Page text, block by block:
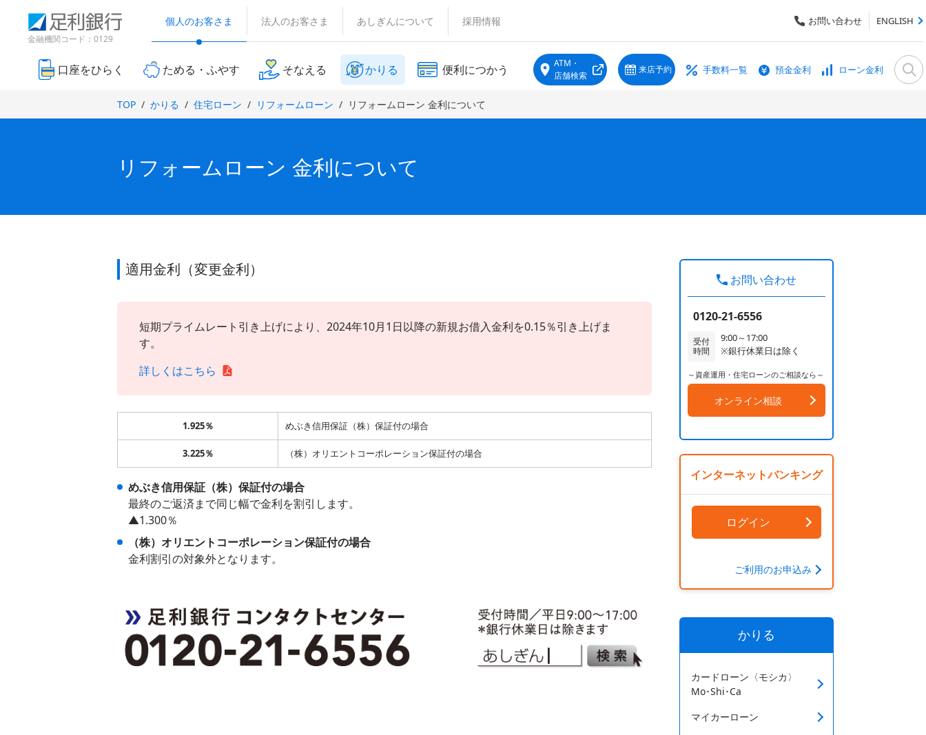
金融機関コード：0129
お問い合わせ ENGLISH
個人のお客さま 法人のお客さま あしぎんについて 採用情報
口座をひらく ためる・ふやす そなえる かりる 便利につかう
ATM・
店舗検索
き
来店予約 手数料一覧 預金金利 ローン金利
TOP かりる 住宅ローン リフォームローン リフォームローン 金利について
リフォームローン 金利について
適用金利（変更金利）
短期プライムレート引き上げにより、2024年10月1日以降の新規お借入金利を0.15％引き上げま
す。
詳しくはこちら
で
1.925％ めぶき信用保証（株）保証付の場合
3.225％ （株）オリエントコーポレーション保証付の場合
めぶき信用保証（株）保証付の場合
最終のご返済まで同じ幅で金利を割引します。
▲1.300％
（株）オリエントコーポレーション保証付の場合
金利割引の対象外となります。
お問い合わせ
0120-21-6556
受付
時間
9:00～17:00
※銀行休業日は除く
～資産運用・住宅ローンのご相談なら～
オンライン相談
インターネットバンキング
ログイン
ご利用のお申込み
かりる
カードローン〈モシカ〉
Mo･Shi･Ca
マイカーローン
開
開